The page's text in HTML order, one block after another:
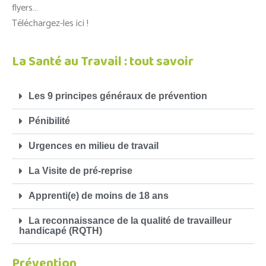
flyers…
Téléchargez-les ici !
La Santé au Travail : tout savoir
Les 9 principes généraux de prévention
Pénibilité
Urgences en milieu de travail
La Visite de pré-reprise
Apprenti(e) de moins de 18 ans
La reconnaissance de la qualité de travailleur
handicapé (RQTH)